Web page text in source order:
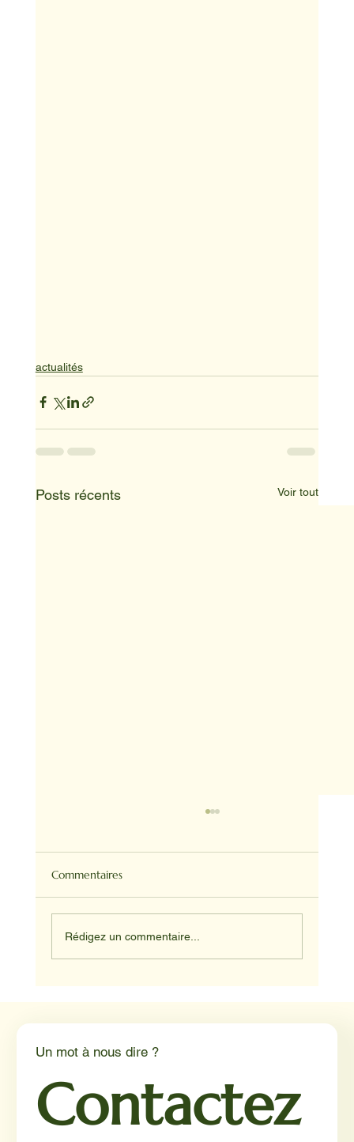
actualités
Posts récents Voir tout
Commentaires
Rédigez un commentaire...
Un mot à nous dire ?
Contactez